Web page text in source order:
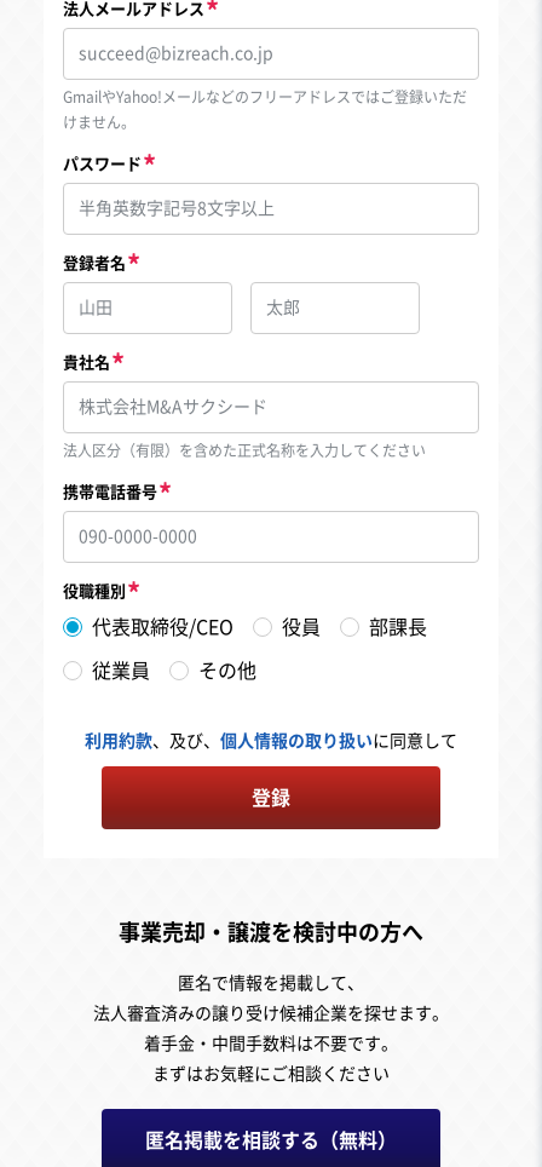
法人メールアドレス
GmailやYahoo!メールなどのフリーアドレスではご登録いただ
けません。
パスワード
登録者名
貴社名
法人区分（有限）を含めた正式名称を入力してください
携帯電話番号
役職種別
代表取締役/CEO 役員 部課長
従業員 その他
利用約款、及び、 個人情報の取り扱いに同意して
登録
事業売却・譲渡を検討中の方へ
匿名で情報を掲載して、
法人審査済みの譲り受け候補企業を探せます。
着手金・中間手数料は不要です。
まずはお気軽にご相談ください
匿名掲載を相談する（無料）